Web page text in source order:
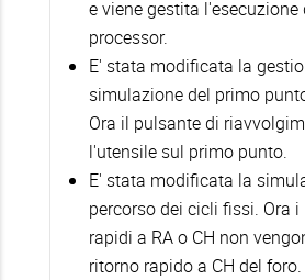
e viene gestita
processor.
E' stata modificata la
simulazione del primo
Ora il pulsante di
l'utensile sul primo punto.
E' stata modificata la
percorso dei cicli fissi. Ora
rapidi a RA o CH non
ritorno rapido a CH del foro.